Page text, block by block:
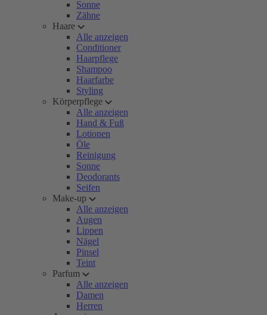
Sonne
Zähne
Haare
Alle anzeigen
Conditioner
Haarpflege
Shampoo
Haarfarbe
Styling
Körperpflege
Alle anzeigen
Hand & Fuß
Lotionen
Öle
Reinigung
Sonne
Deodorants
Seifen
Make-up
Alle anzeigen
Augen
Lippen
Nägel
Pinsel
Teint
Parfum
Alle anzeigen
Damen
Herren